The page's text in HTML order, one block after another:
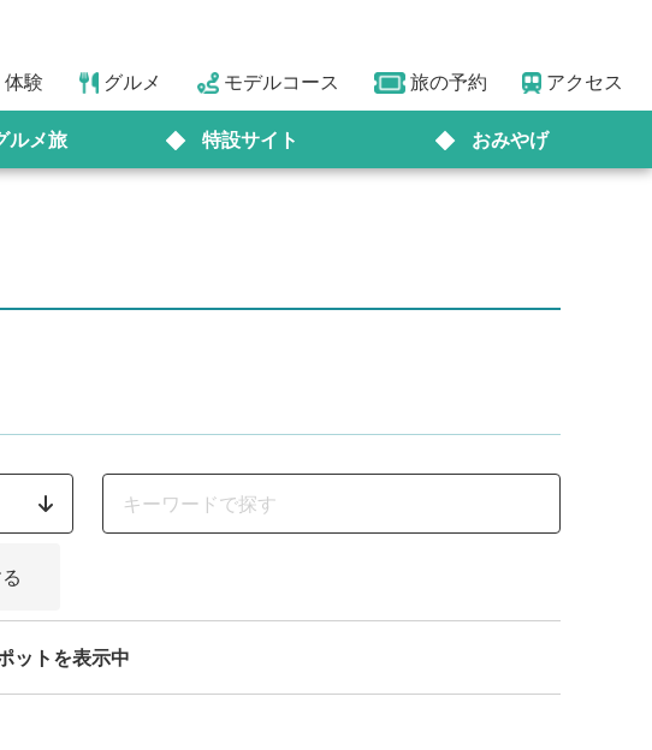
体験 グルメ モデルコース 旅の予約 アクセス
ルメ旅 特設サイト おみやげ
ットを表示中